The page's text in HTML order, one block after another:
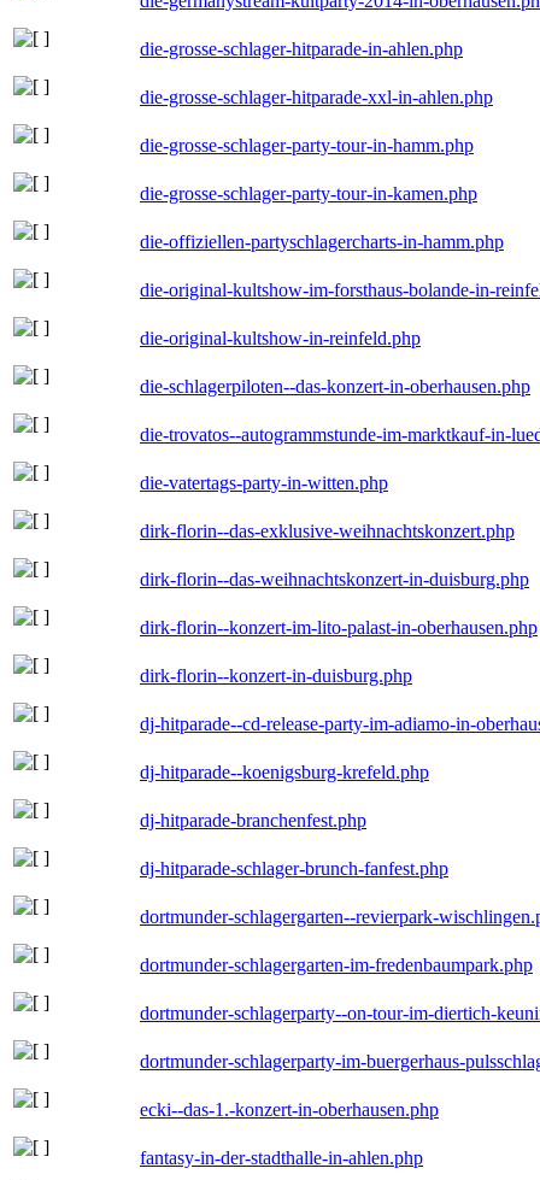
die-grosse-schlager-hitparade-in-ahlen.php
die-grosse-schlager-hitparade-xxl-in-ahlen.php
die-grosse-schlager-party-tour-in-hamm.php
die-grosse-schlager-party-tour-in-kamen.php
die-offiziellen-partyschlagercharts-in-hamm.php
die-original-kultshow-im-forsthaus-bolande-in-
die-original-kultshow-in-reinfeld.php
die-schlagerpiloten--das-konzert-in-oberhausen.php
die-trovatos--autogrammstunde-im-marktkauf-in-
die-vatertags-party-in-witten.php
dirk-florin--das-exklusive-weihnachtskonzert.php
dirk-florin--das-weihnachtskonzert-in-duisburg.php
dirk-florin--konzert-im-lito-palast-in-oberhausen.php
dirk-florin--konzert-in-duisburg.php
dj-hitparade--cd-release-party-im-adiamo-in-
dj-hitparade--koenigsburg-krefeld.php
dj-hitparade-branchenfest.php
dj-hitparade-schlager-brunch-fanfest.php
dortmunder-schlagergarten--revierpark-
dortmunder-schlagergarten-im-fredenbaumpark.php
dortmunder-schlagerparty--on-tour-im-diertich-
dortmunder-schlagerparty-im-buergerhaus-
ecki--das-1.-konzert-in-oberhausen.php
fantasy-in-der-stadthalle-in-ahlen.php